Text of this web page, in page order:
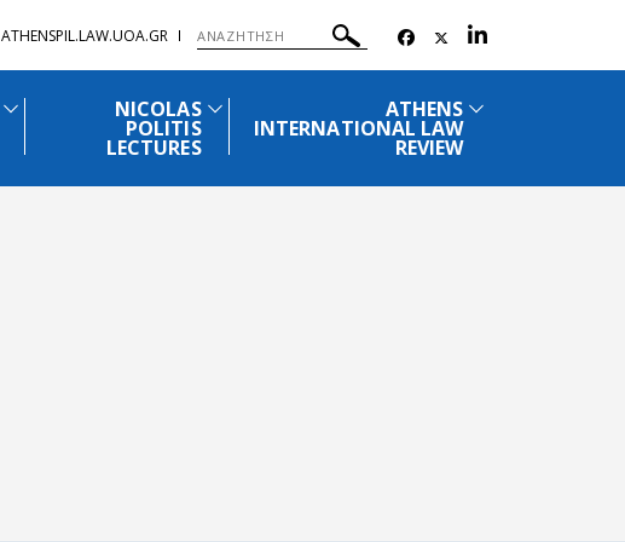
ATHENSPIL.LAW.UOA.GR
NICOLAS
POLITIS
LECTURES
ATHENS
INTERNATIONAL LAW
REVIEW